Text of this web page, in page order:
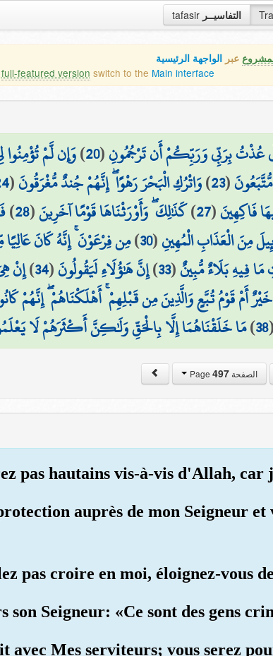
tafasir التفاسيــر
عبر الواجهة الرئيسية
full-featured version switch to the Main interface
عُذْتُ بِرَبِّي وَرَبِّكُمْ أَن تَرْجُمُونِ(
20
)وَإِن لَّمْ
(
23
)وَاتْرُكِ الْبَحْرَ رَهْوًا ۖ إِنَّهُمْ جُندٌ مُّغْرَقُونَ(
فَاكِهِينَ(
27
)كَذَٰلِكَ ۖ وَأَوْرَثْنَاهَا قَوْمًا آخَرِينَ(
28
)
مِنَ الْعَذَابِ الْمُهِينِ(
30
)مِن فِرْعَوْنَ ۚ إِنَّهُ كَانَ
مَا فِيهِ بَلَاءٌ مُّبِينٌ(
33
)إِنَّ هَٰؤُلَاءِ لَيَقُولُونَ(
34
)إِنْ
أَمْ قَوْمُ تُبَّعٍ وَالَّذِينَ مِن قَبْلِهِمْ ۚ أَهْلَكْنَاهُمْ ۖ إِنَّهُمْ
38
)مَا خَلَقْنَاهُمَا إِلَّا بِالْحَقِّ وَلَٰكِنَّ أَكْثَرَهُمْ لَا
الصفحة Page497
pas hautains vis-à-vis d'Allah, car
auprès de mon Seigneur et
pas croire en moi, éloignez-vous
son Seigneur: «Ce sont des gens
avec Mes serviteurs; vous serez